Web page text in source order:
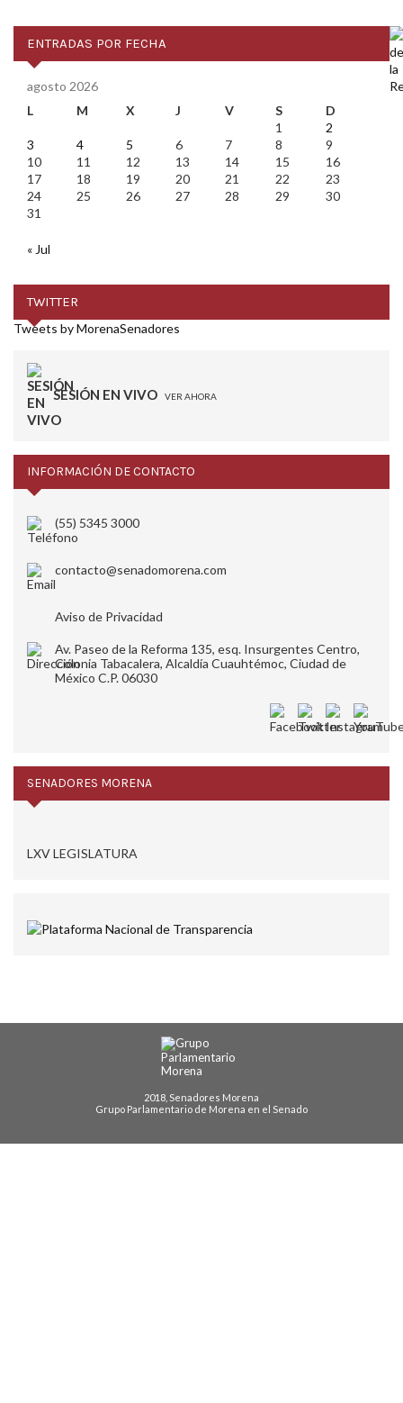
ENTRADAS POR FECHA
agosto 2026
L
M X J V S
D
1
2
3
4 5 6 7 8
9
10
11 12 13 14 15
16
17
18 19 20 21 22
23
24
25 26 27 28 29
30
31
« Jul
TWITTER
Tweets by MorenaSenadores
SESIÓN EN VIVO VER AHORA
INFORMACIÓN DE CONTACTO
(55) 5345 3000
contacto@senadomorena.com
Aviso de Privacidad
Av. Paseo de la Reforma 135, esq. Insurgentes Centro,
Colonia Tabacalera, Alcaldía Cuauhtémoc, Ciudad de
México C.P. 06030
SENADORES MORENA
LXV LEGISLATURA
2018, Senadores Morena
Grupo Parlamentario de Morena en el Senado